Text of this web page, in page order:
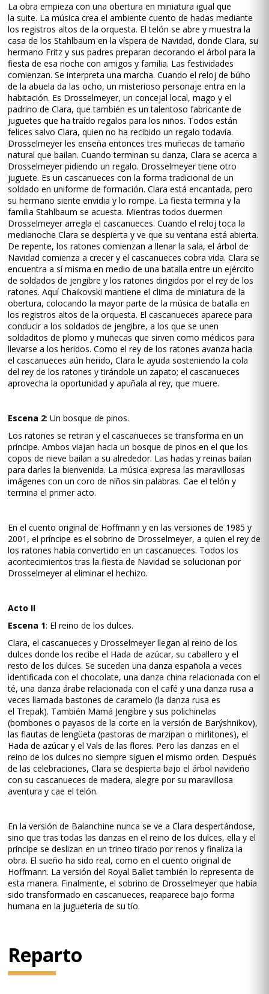
La obra empieza con una obertura en miniatura igual que
la suite. La música crea el ambiente cuento de hadas mediante
los registros altos de la orquesta. El telón se abre y muestra la
casa de los Stahlbaum en la víspera de Navidad, donde Clara, su
hermano Fritz y sus padres preparan decorando el árbol para la
fiesta de esa noche con amigos y familia. Las festividades
comienzan. Se interpreta una marcha. Cuando el reloj de búho
de la abuela da las ocho, un misterioso personaje entra en la
habitación. Es Drosselmeyer, un concejal local, mago y el
padrino de Clara, que también es un talentoso fabricante de
juguetes que ha traído regalos para los niños. Todos están
felices salvo Clara, quien no ha recibido un regalo todavía.
Drosselmeyer les enseña entonces tres muñecas de tamaño
natural que bailan. Cuando terminan su danza, Clara se acerca a
Drosselmeyer pidiendo un regalo. Drosselmeyer tiene otro
juguete. Es un cascanueces con la forma tradicional de un
soldado en uniforme de formación. Clara está encantada, pero
su hermano siente envidia y lo rompe. La fiesta termina y la
familia Stahlbaum se acuesta. Mientras todos duermen
Drosselmeyer arregla el cascanueces. Cuando el reloj toca la
medianoche Clara se despierta y ve que su ventana está abierta.
De repente, los ratones comienzan a llenar la sala, el árbol de
Navidad comienza a crecer y el cascanueces cobra vida. Clara se
encuentra a sí misma en medio de una batalla entre un ejército
de soldados de jengibre y los ratones dirigidos por el rey de los
ratones. Aquí Chaikovski mantiene el clima de miniatura de la
obertura, colocando la mayor parte de la música de batalla en
los registros altos de la orquesta. El cascanueces aparece para
conducir a los soldados de jengibre, a los que se unen
soldaditos de plomo y muñecas que sirven como médicos para
llevarse a los heridos. Como el rey de los ratones avanza hacia
el cascanueces aún herido, Clara le ayuda sosteniendo la cola
del rey de los ratones y tirándole un zapato; el cascanueces
aprovecha la oportunidad y apuñala al rey, que muere.
Escena 2: Un bosque de pinos.
Los ratones se retiran y el cascanueces se transforma en un
príncipe. Ambos viajan hacia un bosque de pinos en el que los
copos de nieve bailan a su alrededor. Las hadas y reinas bailan
para darles la bienvenida. La música expresa las maravillosas
imágenes con un coro de niños sin palabras. Cae el telón y
termina el primer acto.
En el cuento original de Hoffmann y en las versiones de 1985 y
2001, el príncipe es el sobrino de Drosselmeyer, a quien el rey de
los ratones había convertido en un cascanueces. Todos los
acontecimientos tras la fiesta de Navidad se solucionan por
Drosselmeyer al eliminar el hechizo.
Acto II
Escena 1: El reino de los dulces.
Clara, el cascanueces y Drosselmeyer llegan al reino de los
dulces donde los recibe el Hada de azúcar, su caballero y el
resto de los dulces. Se suceden una danza española a veces
identificada con el chocolate, una danza china relacionada con el
té, una danza árabe relacionada con el café y una danza rusa a
veces llamada bastones de caramelo (la danza rusa es
el Trepak). También Mamá Jengibre y sus polichinelas
(bombones o payasos de la corte en la versión de Barýshnikov),
las flautas de lengüeta (pastoras de marzipan o mirlitones), el
Hada de azúcar y el Vals de las flores. Pero las danzas en el
reino de los dulces no siempre siguen el mismo orden. Después
de las celebraciones, Clara se despierta bajo el árbol navideño
con su cascanueces de madera, alegre por su maravillosa
aventura y cae el telón.
En la versión de Balanchine nunca se ve a Clara despertándose,
sino que tras todas las danzas en el reino de los dulces, ella y el
príncipe se deslizan en un trineo tirado por renos y finaliza la
obra. El sueño ha sido real, como en el cuento original de
Hoffmann. La versión del Royal Ballet también lo representa de
esta manera. Finalmente, el sobrino de Drosselmeyer que había
sido transformado en cascanueces, reaparece bajo forma
humana en la juguetería de su tío.
Reparto